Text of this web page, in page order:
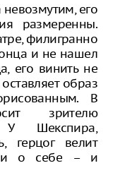
его
размеренны.
филигранно
и не нашел
его винить не
образ
В
зрителю
У Шекспира,
герцог велит
и о себе – и